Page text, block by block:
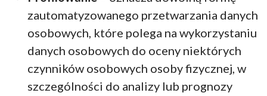
zautomatyzowanego przetwarzania danych
osobowych, które polega na wykorzystaniu
danych osobowych do oceny niektórych
czynników osobowych osoby fizycznej, w
szczególności do analizy lub prognozy